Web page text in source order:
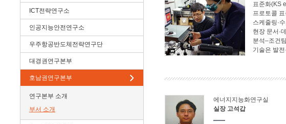
ICT전략연구소
인공지능안전연구소
우주항공반도체전략연구단
대경권연구본부
호남권연구본부
연구본부 소개
부서 소개
표준화(KS
프로토콜
스케줄링·
현장 문서·
분석–조건
기술은 발
에너지지능화연구실
실장 고석갑